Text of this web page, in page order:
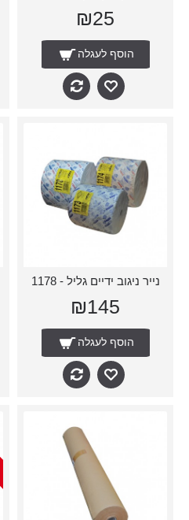
₪25
הוסף לעגלה
נייר ניגוב ידיים גליל - 1178
₪145
הוסף לעגלה